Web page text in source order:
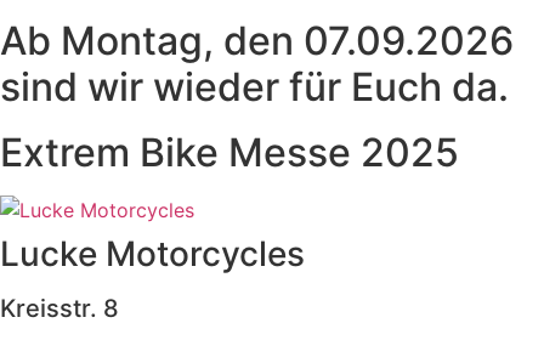
Ab Montag, den 07.09.2026
sind wir wieder für Euch da.
Extrem Bike Messe 2025
Lucke Motorcycles
Kreisstr. 8